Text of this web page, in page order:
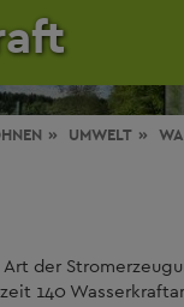
UMWELT
der
140